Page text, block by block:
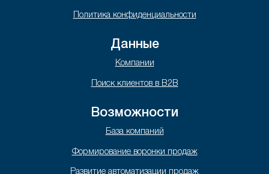
Политика конфиденциальности
Данные
Компании
Поиск клиентов в B2B
Возможности
База компаний
Формирование воронки продаж
Развитие автоматизации продаж